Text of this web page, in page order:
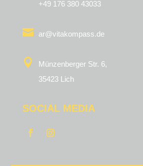
+49 176 380 43033
 ar@vitakompass.de

Münzenberger Str. 6,
35423 Lich
SOCIAL MEDIA